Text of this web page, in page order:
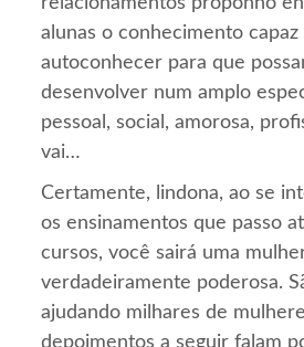
alunas o conhecimento capaz
autoconhecer para que
desenvolver num amplo
pessoal, social, amorosa,
vai…
Certamente, lindona, ao se
os ensinamentos que passo
cursos, você sairá uma
verdadeiramente poderosa.
ajudando milhares de
depoimentos a seguir falam